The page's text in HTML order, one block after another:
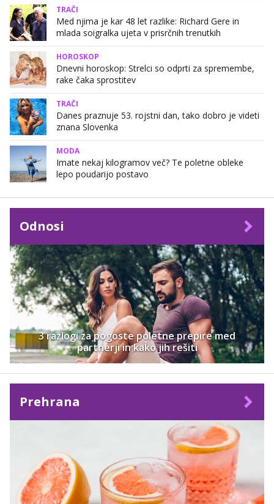
TRAČI
Med njima je kar 48 let razlike: Richard Gere in
mlada soigralka ujeta v prisrčnih trenutkih
HOROSKOP
Dnevni horoskop: Strelci so odprti za spremembe,
rake čaka sprostitev
TRAČI
Danes praznuje 53. rojstni dan, tako dobro je videti
znana Slovenka
MODA
Imate nekaj kilogramov več? Te poletne obleke
lepo poudarijo postavo
Odnosi
3 razlogi za pogoste poletne prepire med
partnerji in kako jih rešiti
Prehrana